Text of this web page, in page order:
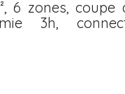
6 zones,
3h,